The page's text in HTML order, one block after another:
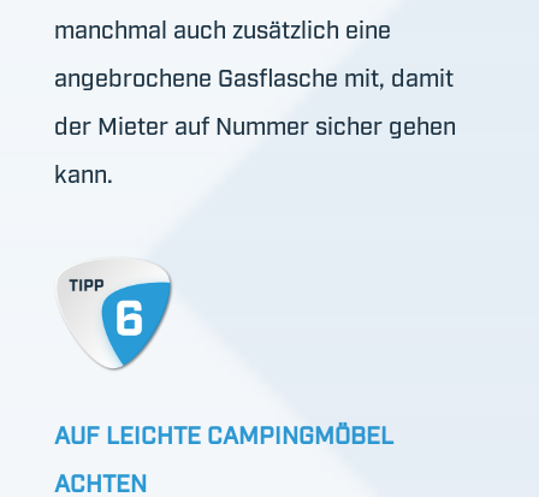
manchmal auch zusätzlich eine
angebrochene Gasflasche mit, damit
der Mieter auf Nummer sicher gehen
kann.
AUF LEICHTE CAMPINGMÖBEL
ACHTEN